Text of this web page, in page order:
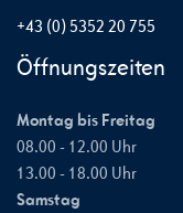
+43 (0) 5352 20 755
Öffnungszeiten
Montag bis Freitag
08.00 - 12.00 Uhr
13.00 - 18.00 Uhr
Samstag